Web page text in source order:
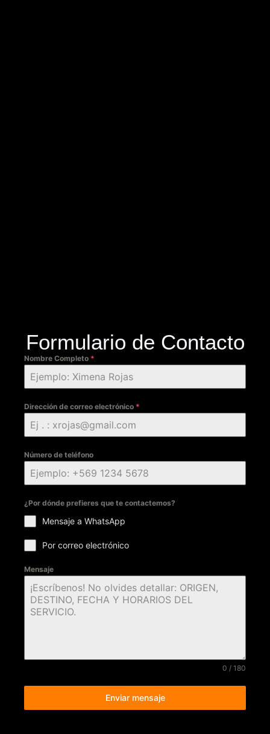
Formulario de Contacto
Nombre Completo *
Dirección de correo electrónico *
Número de teléfono
¿Por dónde prefieres que te contactemos?
Mensaje a WhatsApp
Por correo electrónico
Mensaje
0 / 180
Enviar mensaje